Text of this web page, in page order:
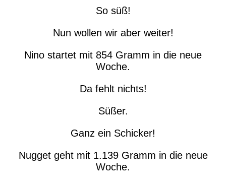
So süß!
Nun wollen wir aber weiter!
Nino startet mit 854 Gramm in die neue
Woche.
Da fehlt nichts!
Süßer.
Ganz ein Schicker!
Nugget geht mit 1.139 Gramm in die neue
Woche.